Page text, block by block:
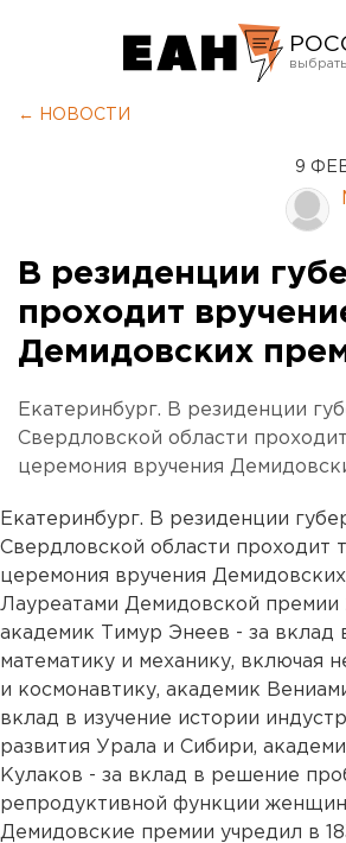
← НОВОСТИ
9
В резиденции
проходит
Демидовских
Екатеринбург. В резиденции
Свердловской области
церемония вручения
Екатеринбург. В резиденции
Свердловской области проходит
церемония вручения
Лауреатами Демидовской премии
академик Тимур Энеев - за вклад
математику и механику, включая
и космонавтику, академик
вклад в изучение истории
развития Урала и Сибири,
Кулаков - за вклад в решение
репродуктивной функции
Демидовские премии учредил в